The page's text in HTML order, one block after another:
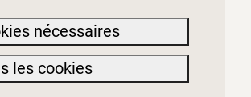
nécessaires
les cookies